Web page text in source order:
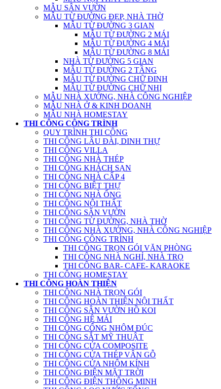
MẪU SÂN VƯỜN
MẪU TỪ ĐƯỜNG ĐẸP, NHÀ THỜ
MẪU TỪ ĐƯỜNG 3 GIAN
MẪU TỪ ĐƯỜNG 2 MÁI
MẪU TỪ ĐƯỜNG 4 MÁI
MẪU TỪ ĐƯỜNG 8 MÁI
NHÀ TỪ ĐƯỜNG 5 GIAN
MẪU TỪ ĐƯỜNG 2 TẦNG
MẪU TỪ ĐƯỜNG CHỮ ĐINH
MẪU TỪ ĐƯỜNG CHỮ NHỊ
MẪU NHÀ XƯỞNG, NHÀ CÔNG NGHIỆP
MẪU NHÀ Ở & KINH DOANH
MẪU NHÀ HOMESTAY
THI CÔNG CÔNG TRÌNH
QUY TRÌNH THI CÔNG
THI CÔNG LÂU ĐÀI, DINH THỰ
THI CÔNG VILLA
THI CÔNG NHÀ THÉP
THI CÔNG KHÁCH SẠN
THI CÔNG NHÀ CẤP 4
THI CÔNG BIỆT THỰ
THI CÔNG NHÀ ỐNG
THI CÔNG NỘI THẤT
THI CÔNG SÂN VƯỜN
THI CÔNG TỪ ĐƯỜNG, NHÀ THỜ
THI CÔNG NHÀ XƯỞNG, NHÀ CÔNG NGHIỆP
THI CÔNG CÔNG TRÌNH
THI CÔNG TRỌN GÓI VĂN PHÒNG
THI CÔNG NHÀ NGHỈ, NHÀ TRỌ
THI CÔNG BAR- CAFE- KARAOKE
THI CÔNG HOMESTAY
THI CÔNG HOÀN THIỆN
THI CÔNG NHÀ TRỌN GÓI
THI CÔNG HOÀN THIỆN NỘI THẤT
THI CÔNG SÂN VƯỜN HỒ KOI
THI CÔNG HỆ MÁI
THI CÔNG CỔNG NHÔM ĐÚC
THI CÔNG SẮT MỸ THUẬT
THI CÔNG CỬA COMPOSITE
THI CÔNG CỬA THÉP VÂN GỖ
THI CÔNG CỬA NHÔM KÍNH
THI CÔNG ĐIỆN MẶT TRỜI
THI CÔNG ĐIỆN THÔNG MINH